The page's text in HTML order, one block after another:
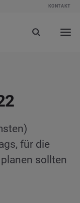
KONTAKT
für die
sollten